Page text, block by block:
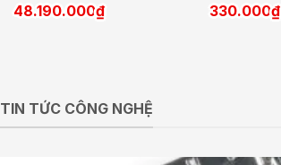
48.190.000₫ 330.000₫
TIN TỨC CÔNG NGHỆ